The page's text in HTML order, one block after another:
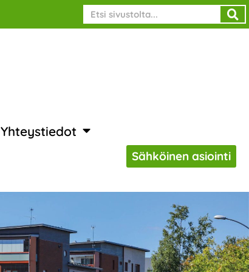
Search
Yhteystiedot
Sähköinen asiointi